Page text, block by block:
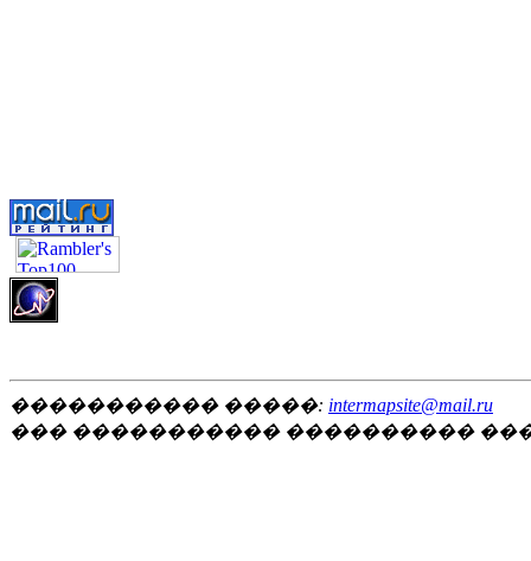
����������� �����: intermapsite@mail.ru
��� ����������� ����������